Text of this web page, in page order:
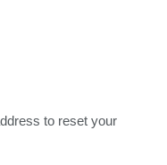
to reset your